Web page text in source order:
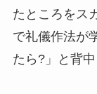
たところをス
で礼儀作法が
たら?」と背